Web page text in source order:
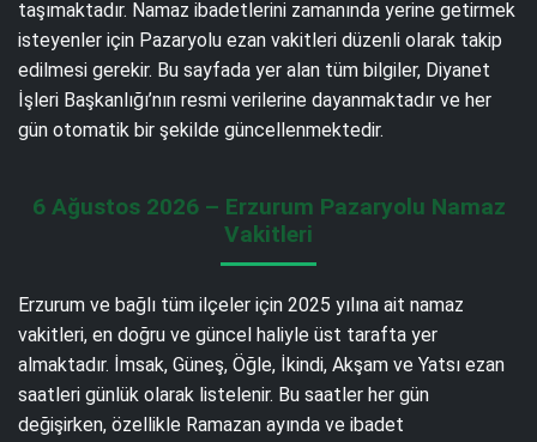
taşımaktadır. Namaz ibadetlerini zamanında yerine getirmek
isteyenler için Pazaryolu ezan vakitleri düzenli olarak takip
edilmesi gerekir. Bu sayfada yer alan tüm bilgiler, Diyanet
İşleri Başkanlığı’nın resmi verilerine dayanmaktadır ve her
gün otomatik bir şekilde güncellenmektedir.
6 Ağustos 2026 – Erzurum Pazaryolu Namaz
Vakitleri
Erzurum ve bağlı tüm ilçeler için 2025 yılına ait namaz
vakitleri, en doğru ve güncel haliyle üst tarafta yer
almaktadır. İmsak, Güneş, Öğle, İkindi, Akşam ve Yatsı ezan
saatleri günlük olarak listelenir. Bu saatler her gün
değişirken, özellikle Ramazan ayında ve ibadet